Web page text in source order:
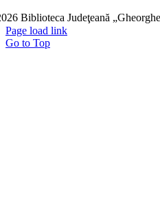
Biblioteca Judeţeană
Page load link
Go to Top